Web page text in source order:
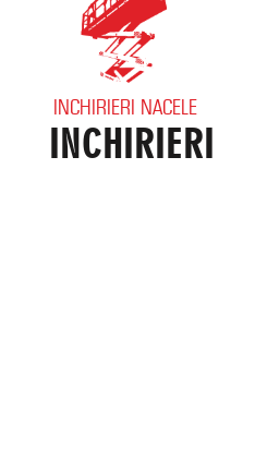
INCHIRIERI NACELE
INCHIRIERI